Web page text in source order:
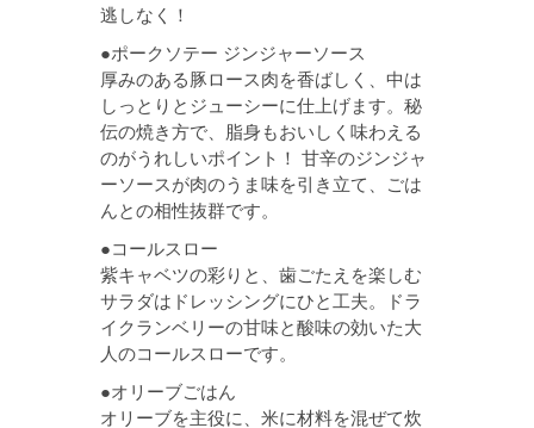
逃しなく！
●ポークソテー ジンジャーソース
厚みのある豚ロース肉を香ばしく、中は
しっとりとジューシーに仕上げます。秘
伝の焼き方で、脂身もおいしく味わえる
のがうれしいポイント！ 甘辛のジンジャ
ーソースが肉のうま味を引き立て、ごは
んとの相性抜群です。
●コールスロー
紫キャベツの彩りと、歯ごたえを楽しむ
サラダはドレッシングにひと工夫。ドラ
イクランベリーの甘味と酸味の効いた大
人のコールスローです。
●オリーブごはん
オリーブを主役に、米に材料を混ぜて炊